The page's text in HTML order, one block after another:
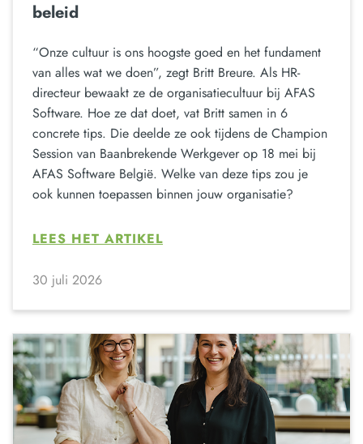
beleid
“Onze cultuur is ons hoogste goed en het fundament
van alles wat we doen”, zegt Britt Breure. Als HR-
directeur bewaakt ze de organisatiecultuur bij AFAS
Software. Hoe ze dat doet, vat Britt samen in 6
concrete tips. Die deelde ze ook tijdens de Champion
Session van Baanbrekende Werkgever op 18 mei bij
AFAS Software België. Welke van deze tips zou je
ook kunnen toepassen binnen jouw organisatie?
LEES HET ARTIKEL
30 juli 2026